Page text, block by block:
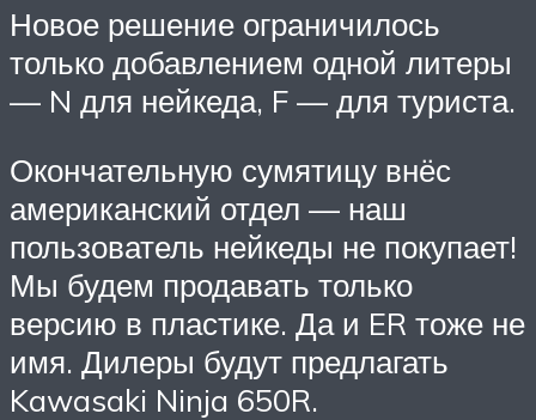
Новое решение ограничилось
только добавлением одной литеры
— N для нейкеда, F — для туриста.
Окончательную сумятицу внёс
американский отдел — наш
пользователь нейкеды не покупает!
Мы будем продавать только
версию в пластике. Да и ER тоже не
имя. Дилеры будут предлагать
Kawasaki Ninja 650R.